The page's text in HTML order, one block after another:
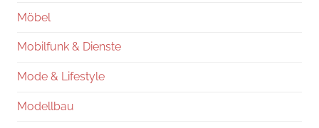
Möbel
Mobilfunk & Dienste
Mode & Lifestyle
Modellbau